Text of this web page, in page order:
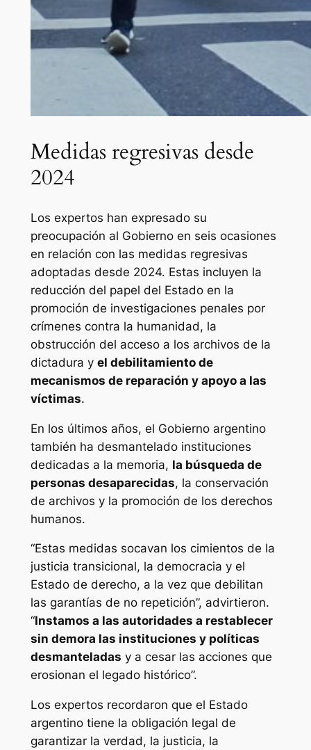
Medidas regresivas desde
2024
Los expertos han expresado su
preocupación al Gobierno en seis ocasiones
en relación con las medidas regresivas
adoptadas desde 2024. Estas incluyen la
reducción del papel del Estado en la
promoción de investigaciones penales por
crímenes contra la humanidad, la
obstrucción del acceso a los archivos de la
dictadura y el debilitamiento de
mecanismos de reparación y apoyo a las
víctimas.
En los últimos años, el Gobierno argentino
también ha desmantelado instituciones
dedicadas a la memoria, la búsqueda de
personas desaparecidas, la conservación
de archivos y la promoción de los derechos
humanos.
“Estas medidas socavan los cimientos de la
justicia transicional, la democracia y el
Estado de derecho, a la vez que debilitan
las garantías de no repetición”, advirtieron.
“Instamos a las autoridades a restablecer
sin demora las instituciones y políticas
desmanteladas y a cesar las acciones que
erosionan el legado histórico”.
Los expertos recordaron que el Estado
argentino tiene la obligación legal de
garantizar la verdad, la justicia, la